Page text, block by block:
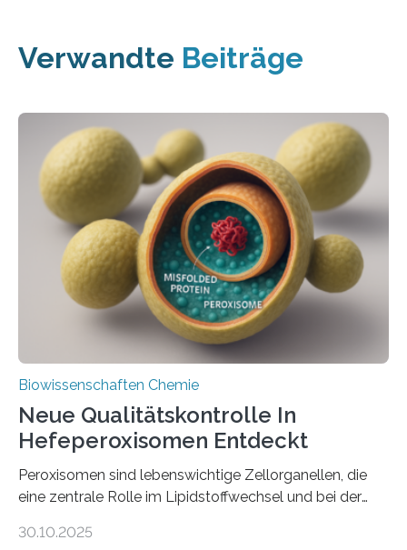
Verwandte Beiträge
Biowissenschaften Chemie
Neue Qualitätskontrolle In
Hefeperoxisomen Entdeckt
Peroxisomen sind lebenswichtige Zellorganellen, die
eine zentrale Rolle im Lipidstoffwechsel und bei der
erfüllen können, müssen zahlreiche Enzyme präzise in
30.10.2025